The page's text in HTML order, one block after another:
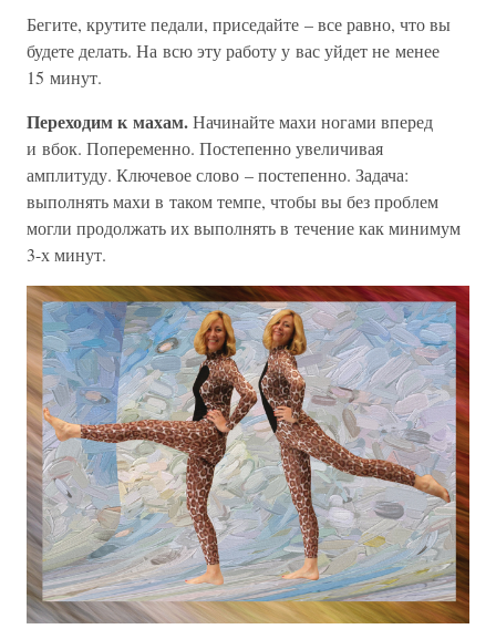
Бегите, крутите педали, приседайте – все равно, что вы
будете делать. На всю эту работу у вас уйдет не менее
15 минут.
Переходим к махам.Начинайте махи ногами вперед
и вбок. Попеременно. Постепенно увеличивая
амплитуду. Ключевое слово – постепенно. Задача:
выполнять махи в таком темпе, чтобы вы без проблем
могли продолжать их выполнять в течение как минимум
3-х минут.